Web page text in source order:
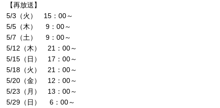
【再放送】
5/3（火） 15：00～
5/5（木） 9：00～
5/7（土） 9：00～
5/12（木） 21：00～
5/15（日） 17：00～
5/18（火） 21：00～
5/20（金） 12：00～
5/23（月） 13：00～
5/29（日） 6：00～